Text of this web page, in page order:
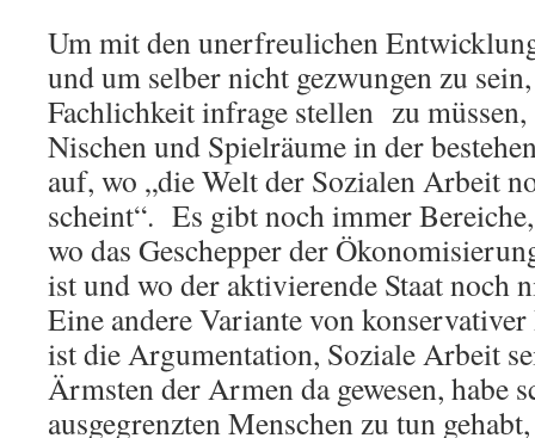
Um mit den unerfreulichen
und um selber nicht gezwungen zu
Fachlichkeit infrage stellen zu müssen,
Nischen und Spielräume in der
auf, wo „die Welt der Sozialen Arbeit
scheint“. Es gibt noch immer
wo das Geschepper der
ist und wo der aktivierende Staat
Eine andere Variante von
ist die Argumentation, Soziale Arbeit
Ärmsten der Armen da gewesen, habe
ausgegrenzten Menschen zu tun